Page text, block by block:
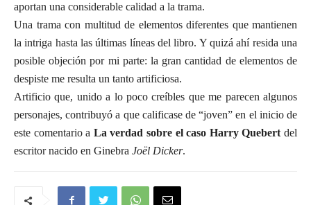
aportan una considerable calidad a la trama.
Una trama con multitud de elementos diferentes que mantienen
la intriga hasta las últimas líneas del libro. Y quizá ahí resida una
posible objeción por mi parte: la gran cantidad de elementos de
despiste me resulta un tanto artificiosa.
Artificio que, unido a lo poco creíbles que me parecen algunos
personajes, contribuyó a que calificase de “joven” en el inicio de
este comentario a La verdad sobre el caso Harry Quebertdel
escritor nacido en Ginebra Joël Dicker.